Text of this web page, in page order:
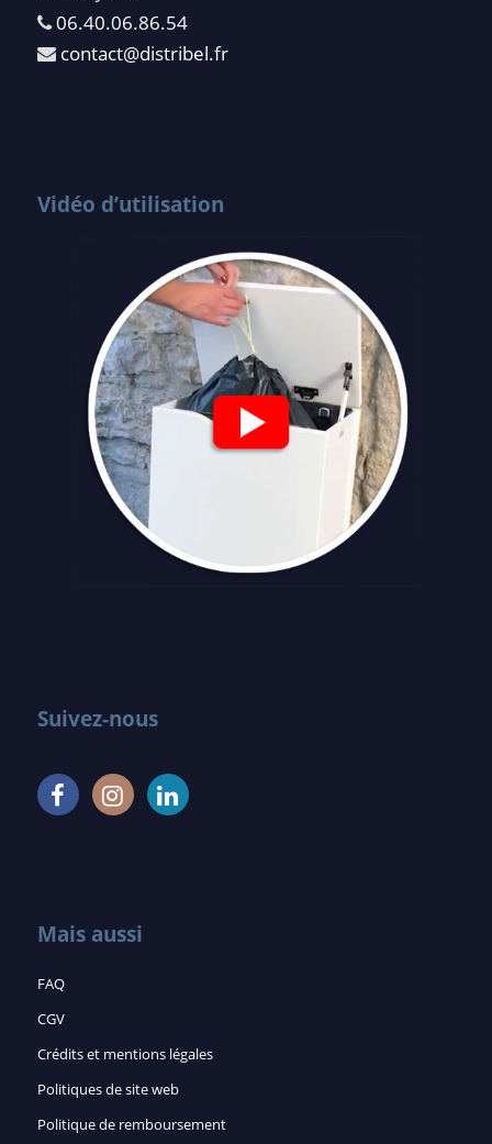
06.40.06.86.54
contact@distribel.fr
Vidéo d’utilisation
Suivez-nous
Mais aussi
FAQ
CGV
Crédits et mentions légales
Politiques de site web
Politique de remboursement